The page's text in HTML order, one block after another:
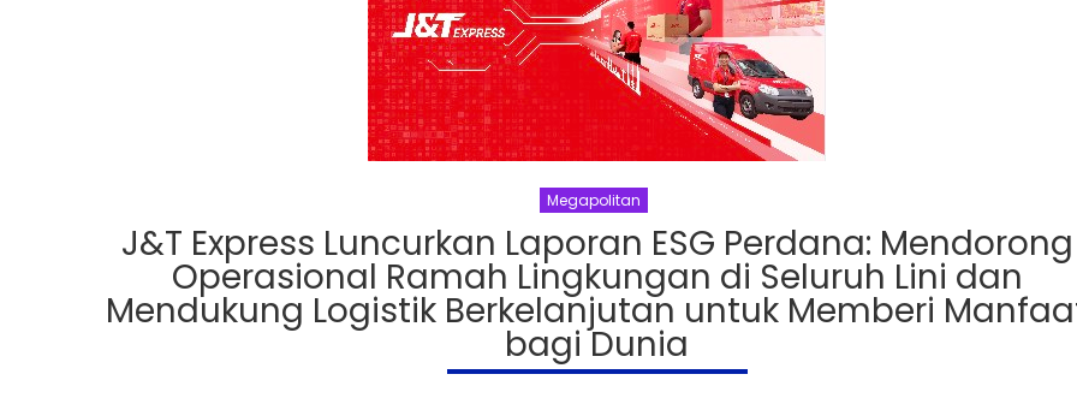
Megapolitan
J&T Express Luncurkan Laporan ESG Perdana: Mendorong
Operasional Ramah Lingkungan di Seluruh Lini dan
Mendukung Logistik Berkelanjutan untuk Memberi
bagi Dunia